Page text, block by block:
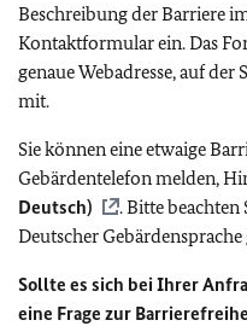
Beschreibung der Barriere
Kontaktformular ein. Das
genaue Webadresse, auf
mit.
Sie können eine etwaige
Gebärdentelefon melden,
Deutsch)
. Bitte beachten
Deutscher
Sollte es sich bei Ihrer
eine Frage zur